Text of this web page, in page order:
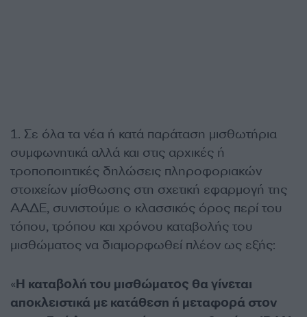
1. Σε όλα τα νέα ή κατά παράταση μισθωτήρια
συμφωνητικά αλλά και στις αρχικές ή
τροποποιητικές δηλώσεις πληροφοριακών
στοιχείων μίσθωσης στη σχετική εφαρμογή της
ΑΑΔΕ, συνιστούμε ο κλασσικός όρος περί του
τόπου, τρόπου και χρόνου καταβολής του
μισθώματος να διαμορφωθεί πλέον ως εξής:
«Η καταβολή του μισθώματος θα γίνεται
αποκλειστικά με κατάθεση ή μεταφορά στον